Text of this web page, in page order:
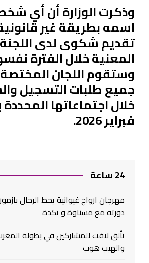
وذكرت الوزارة أن أي
اسمه بطريقة غير
تقديم شكوى لدى اللجنة
المعنية خلال الفترة
وستقوم اللجان
جميع طلبات التسجيل
فبراير 2026.
24 ساعة
مهرجان ارواح غيوانية يحط الرحال
دورته مع مسناوة و تكدة
تألق لافت للمشاركين في بطولة
والهيب هوب